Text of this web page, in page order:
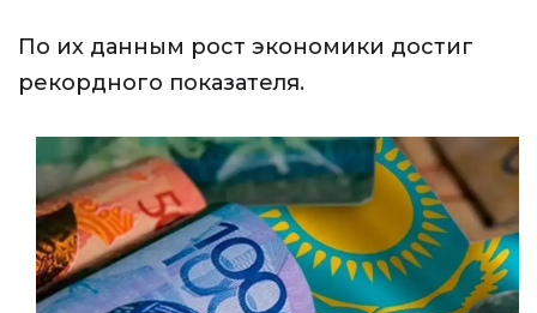
По их данным рост экономики достиг
рекордного показателя.